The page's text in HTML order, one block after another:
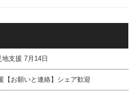
支援 7月14日
【お願いと連絡】シェア歓迎